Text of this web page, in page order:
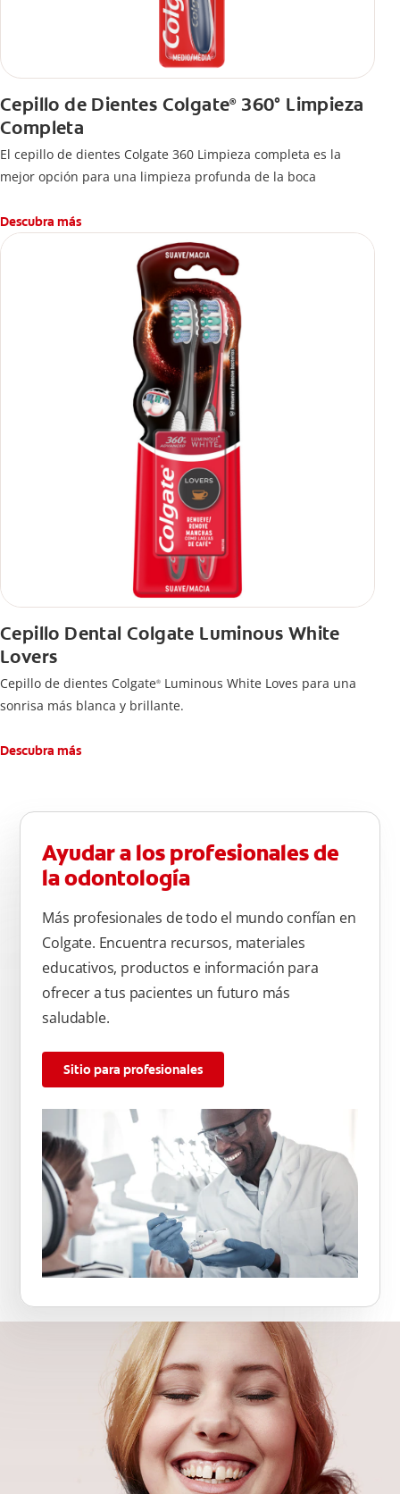
Cepillo de Dientes Colgate®360° Limpieza
Completa
El cepillo de dientes Colgate 360 Limpieza completa es la
mejor opción para una limpieza profunda de la boca
Descubra más
Cepillo Dental Colgate Luminous White
Lovers
Cepillo de dientes Colgate® Luminous White Loves para una
sonrisa más blanca y brillante.
Descubra más
Ayudar a los profesionales de
la odontología
Más profesionales de todo el mundo confían en
Colgate. Encuentra recursos, materiales
educativos, productos e información para
ofrecer a tus pacientes un futuro más
saludable.
Sitio para profesionales